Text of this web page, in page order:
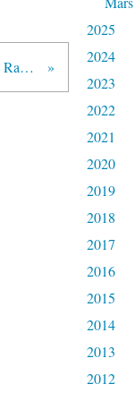
Marussia s'associe au nom de Virgin Racing pour 2011
2025
2024
2023
2022
2021
2020
2019
2018
2017
2016
2015
2014
2013
2012